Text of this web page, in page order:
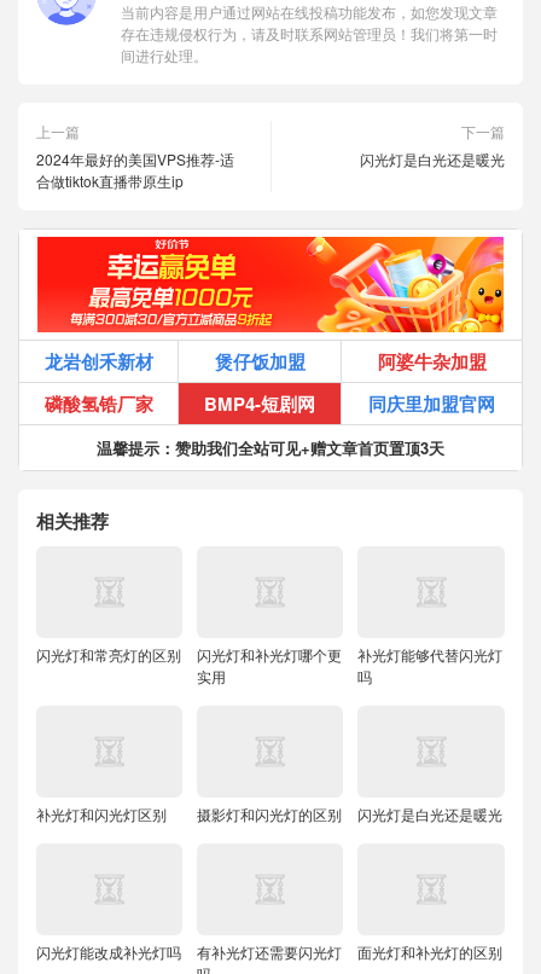
当前内容是用户通过网站在线投稿功能发布，如您发现文章
存在违规侵权行为，请及时联系网站管理员！我们将第一时
间进行处理。
上一篇
2024年最好的美国VPS推荐-适
合做tiktok直播带原生ip
下一篇
闪光灯是白光还是暖光
龙岩创禾新材 煲仔饭加盟
阿婆牛杂加盟
磷酸氢锆厂家
BMP4-短剧网 同庆里加盟官网
温馨提示：赞助我们全站可见+赠文章首页置顶3天
相关推荐
闪光灯和常亮灯的区别
闪光灯和补光灯哪个更
实用
补光灯能够代替闪光灯
吗
补光灯和闪光灯区别 摄影灯和闪光灯的区别 闪光灯是白光还是暖光
闪光灯能改成补光灯吗
有补光灯还需要闪光灯
面光灯和补光灯的区别